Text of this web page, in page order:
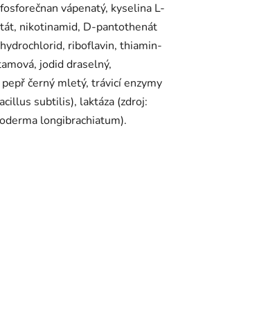
vápenatý, kyselina L-
nikotinamid, D-pantothenát
riboflavin, thiamin-
jodid draselný,
pepř černý mletý, trávicí enzymy
subtilis), laktáza (zdroj:
longibrachiatum).